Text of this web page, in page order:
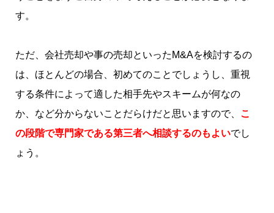
す。
ただ、会社売却や事の売却といったM&Aを検討するの
は、ほとんどの場合、初めてのことでしょうし、重視
する条件によって適した相手先やスキームが何なの
か、など分からないことだらけだと思いますので、 こ
の段階で専門家である第三者へ相談するのもよいでし
ょう。